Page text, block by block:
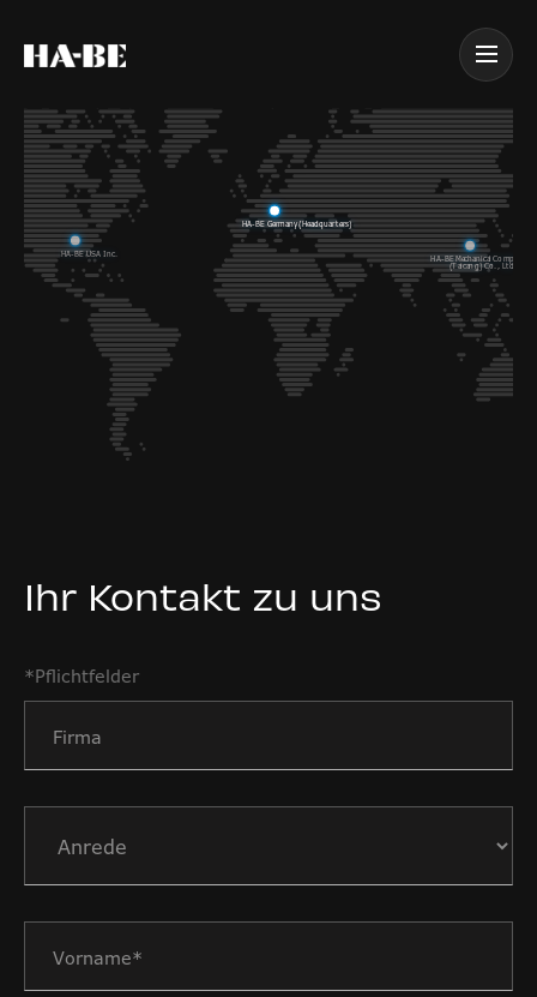
HA-BE Germany (Headquarters)
HA-BE USA Inc.
HA-BE Mechanical
(Taicang) Co., Ltd
Ihr Kontakt zu uns
*Pflichtfelder